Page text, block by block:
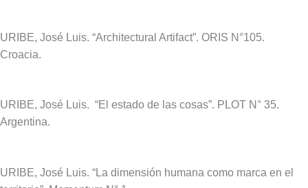
URIBE, José Luis. “Architectural Artifact”. ORIS N°105.
Croacia.
URIBE, José Luis. “El estado de las cosas”. PLOT N° 35.
Argentina.
URIBE, José Luis. “La dimensión humana como marca en el